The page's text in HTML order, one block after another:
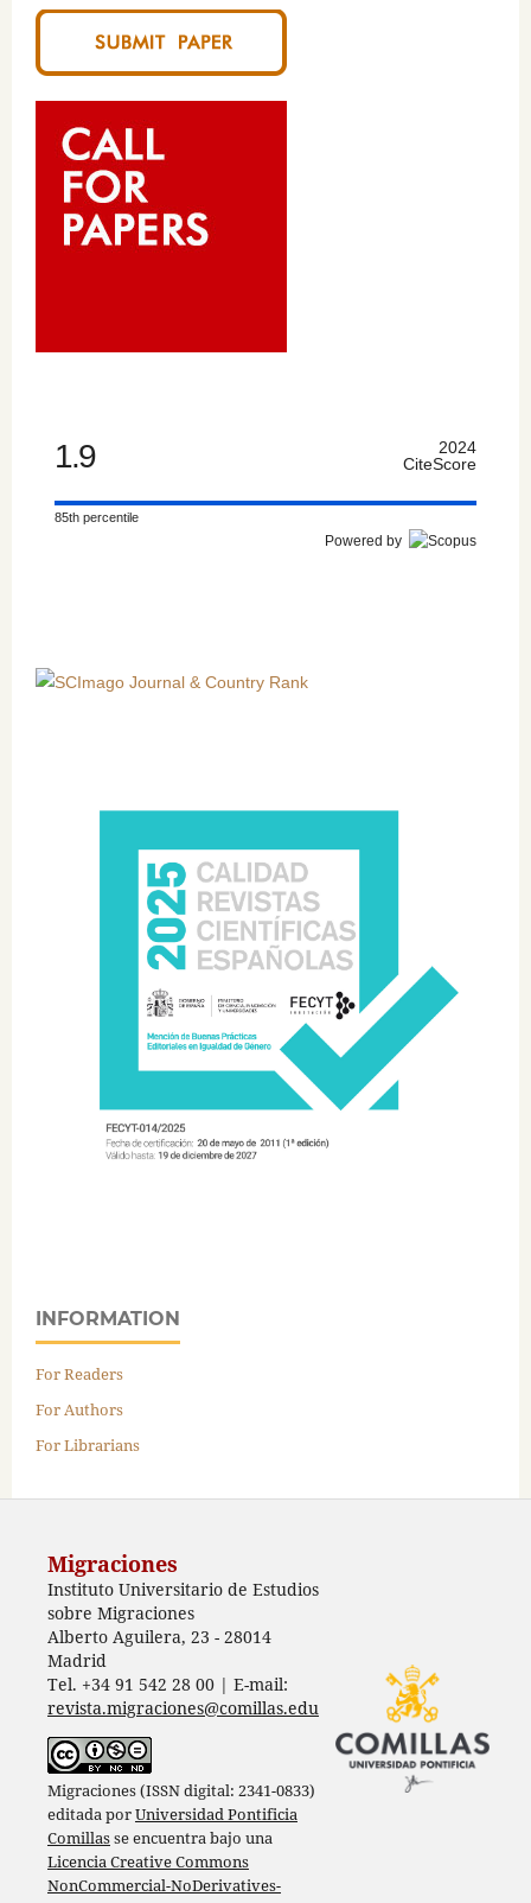
1.9
2024
CiteScore
85th percentile
Powered by
INFORMATION
For Readers
For Authors
For Librarians
Migraciones
Instituto Universitario de Estudios
sobre Migraciones
Alberto Aguilera, 23 - 28014
Madrid
Tel. +34 91 542 28 00 | E-mail:
revista.migraciones@comillas.edu
Migraciones (ISSN digital: 2341-0833)
editada porUniversidad Pontificia
Comillasse encuentra bajo una
Licencia Creative Commons
NonCommercial-NoDerivatives-